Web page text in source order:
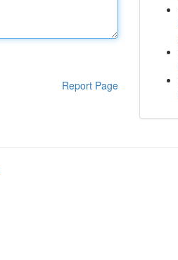
Report Page